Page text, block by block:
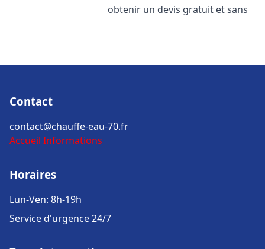
obtenir un devis gratuit et sans
Contact
contact@chauffe-eau-70.fr
Accueil Informations
Horaires
Lun-Ven: 8h-19h
Service d'urgence 24/7